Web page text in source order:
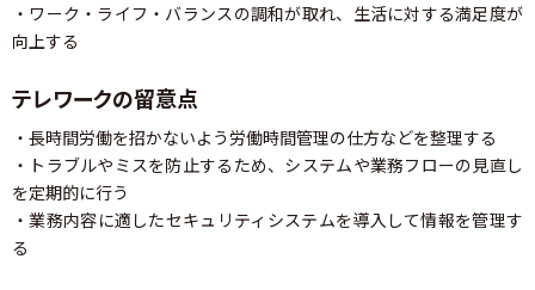
・ワーク・ライフ・バランスの調和が取れ、生活に対する満足度が
向上する
テレワークの留意点
・長時間労働を招かないよう労働時間管理の仕方などを整理する
・トラブルやミスを防止するため、システムや業務フローの見直し
を定期的に行う
・業務内容に適したセキュリティシステムを導入して情報を管理す
る